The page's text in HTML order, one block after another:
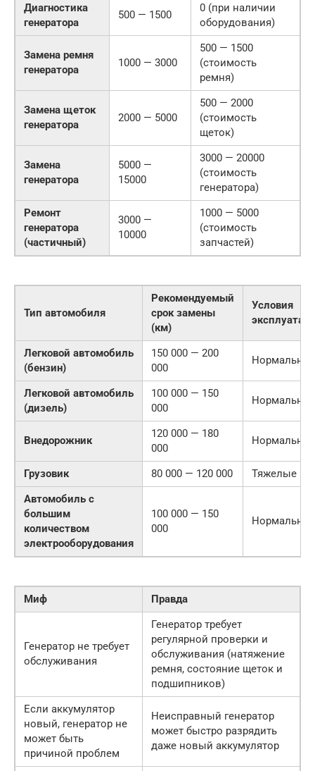
Диагностика
генератора
500 — 1500
0 (при наличии
оборудования)
Замена ремня
генератора
1000 — 3000
500 — 1500
(стоимость
ремня)
Замена щеток
генератора
2000 — 5000
500 — 2000
(стоимость
щеток)
Замена
генератора
5000 —
15000
3000 — 20000
(стоимость
генератора)
Ремонт
генератора
(частичный)
3000 —
10000
1000 — 5000
(стоимость
запчастей)
Тип автомобиля
Рекомендуемый
срок замены
(км)
Условия
Легковой автомобиль
(бензин)
150 000 — 200
000
Легковой автомобиль
(дизель)
100 000 — 150
000
Внедорожник
120 000 — 180
000
Грузовик 80 000 — 120 000
Тяжелые
Автомобиль с
большим
количеством
электрооборудования
100 000 — 150
000
Миф Правда
Генератор не требует
обслуживания
Генератор требует
регулярной проверки и
обслуживания (натяжение
ремня, состояние щеток и
подшипников)
Если аккумулятор
новый, генератор не
может быть
причиной проблем
Неисправный генератор
может быстро разрядить
даже новый аккумулятор